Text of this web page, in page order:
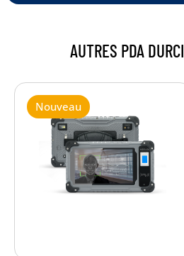
AUTRES PDA DURCI
Nouveau